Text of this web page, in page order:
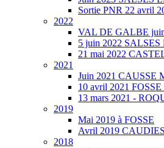
Sortie PNR 22 avril
2022
VAL DE GALBE
5 juin 2022
21 mai 2022
2021
Juin 2021 CAUSSE
10 avril 2021 FOSSE
13 mars 2021 -
2019
Mai 2019 à FOSSE
Avril 2019 CAUDIES
2018